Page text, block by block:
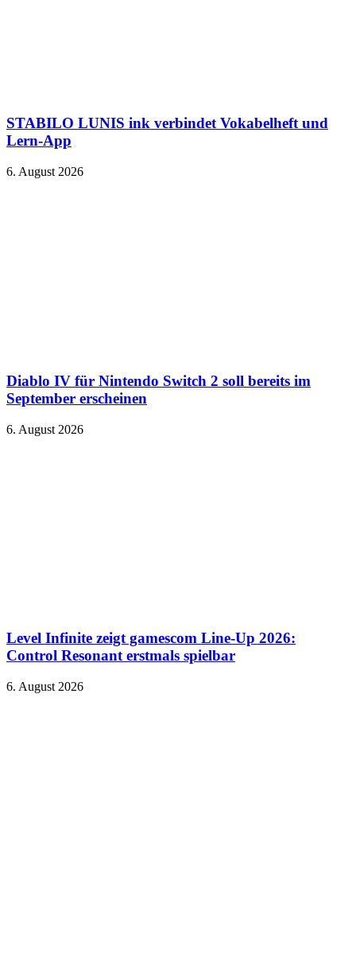
STABILO LUNIS ink verbindet Vokabelheft und
Lern-App
6. August 2026
Diablo IV für Nintendo Switch 2 soll bereits im
September erscheinen
6. August 2026
Level Infinite zeigt gamescom Line-Up 2026:
Control Resonant erstmals spielbar
6. August 2026